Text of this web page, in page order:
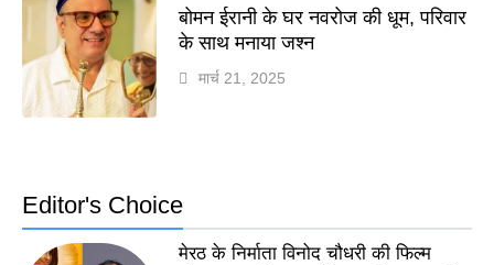
बोमन ईरानी के घर नवरोज की धूम, परिवार
के साथ मनाया जश्न
मार्च 21, 2025
Editor's Choice
मेरठ के निर्माता विनोद चौधरी की फिल्म